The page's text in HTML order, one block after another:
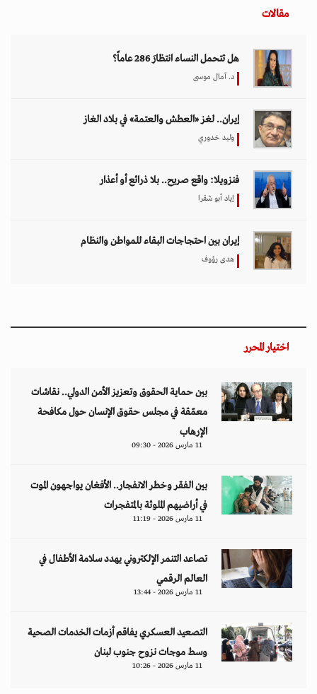
مقالات
هل تتحمل النساء انتظارَ 286 عاماً؟
د. آمال موسى
إيران.. لغز «العطش والعتمة» في بلاد الغاز
وليد خدوري
فنزويلا: واقع صريح.. بلا ذرائع أو أعذار
إياد أبو شقرا
إيران بين احتجاجات البقاء للمواطن والنظام
هدى رؤوف
اختيار المحرر
بين حماية الحقوق وتعزيز الأمن الدولي.. نقاشات
معمّقة في مجلس حقوق الإنسان حول مكافحة
الإرهاب
11 مارس 2026 - 09:30
بين الفقر وخطر الانفجار.. الأفغان يواجهون الموت
في أراضيهم الملوثة بالمتفجرات
11 مارس 2026 - 11:19
تصاعد التنمر الإلكتروني يهدد سلامة الأطفال في
العالم الرقمي
11 مارس 2026 - 13:44
التصعيد العسكري يفاقم أزمات الخدمات الصحية
وسط موجات نزوح جنوب لبنان
11 مارس 2026 - 10:26